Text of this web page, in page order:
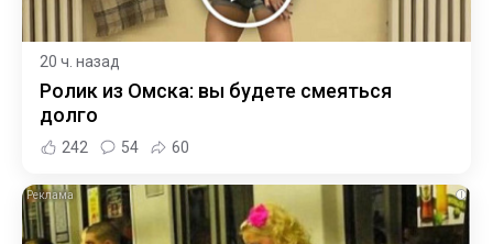
20 ч. назад
Ролик из Омска: вы будете смеяться
долго
242 54 60
i